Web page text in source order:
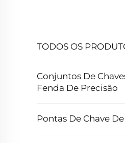
TODOS OS
Conjuntos De
Fenda De Precisão
Pontas De Chave